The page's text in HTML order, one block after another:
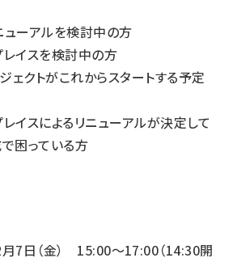
ューアルを検討中の方
レイスを検討中の方
ェクトがこれからスタートする予定
レイスによるリニューアルが決定して
困っている方
月7日（金） 15:00～17:00（14:30開